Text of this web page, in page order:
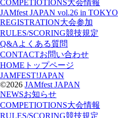
COMPETIOTIONS大会情報
JAMfest JAPAN vol.26 in TOKYO
REGISTRATION大会参加
RULES/SCORING競技規定
Q&A よくある質問
CONTACTお問い合わせ
HOME トップページ
JAMFEST!JAPAN
©2026 JAMfest JAPAN
NEWSお知らせ
COMPETIOTIONS大会情報
RULES/SCORING競技規定